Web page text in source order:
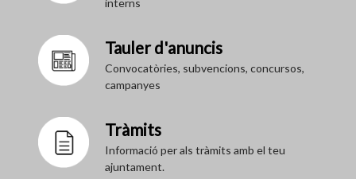
Tauler d'anuncis
Convocatòries, subvencions, concursos,
campanyes
Tràmits
Informació per als tràmits amb el teu
ajuntament.